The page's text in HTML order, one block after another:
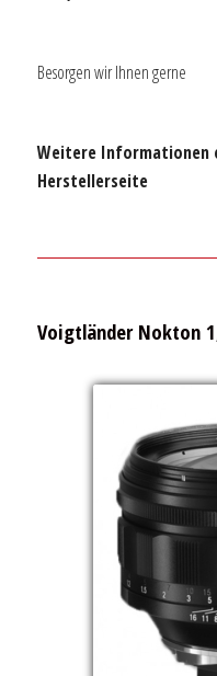
Besorgen wir Ihnen gerne
Weitere Informationen
Herstellerseite
Voigtländer Nokton